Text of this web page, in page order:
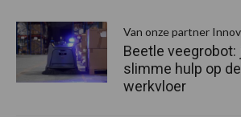
Van onze partner
Beetle veegrobot:
slimme hulp op de
werkvloer